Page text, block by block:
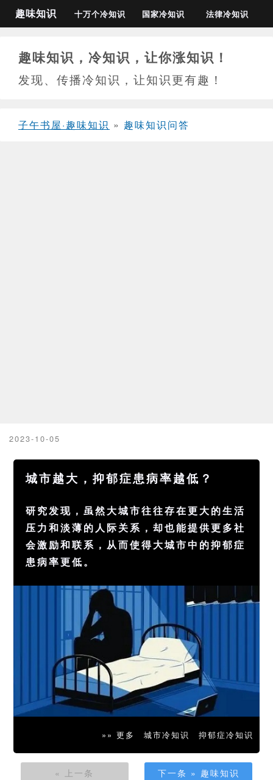
趣味知识 十万个冷知识 国家冷知识 法律冷知识
趣味知识，冷知识，让你涨知识！
发现、传播冷知识，让知识更有趣！
子午书屋·趣味知识 » 趣味知识问答
2023-10-05
城市越大，抑郁症患病率越低？
研究发现，虽然大城市往往存在更大的生活
压力和淡薄的人际关系，却也能提供更多社
会激励和联系，从而使得大城市中的抑郁症
患病率更低。
»» 更多 城市冷知识 抑郁症冷知识
« 上一条 下一条 » 趣味知识